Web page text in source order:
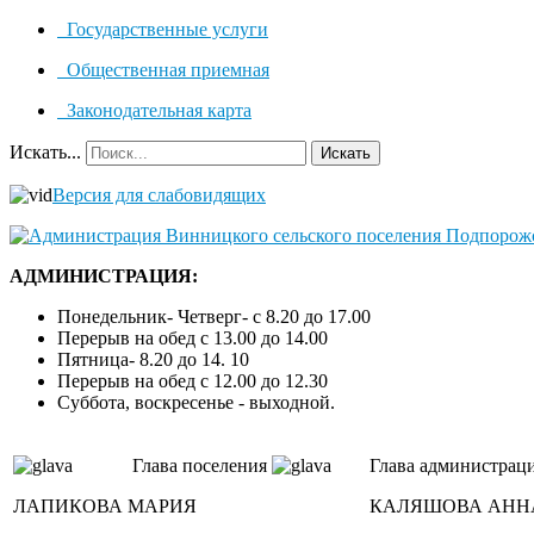
Государственные услуги
Общественная приемная
Законодательная карта
Искать... Искать
Версия для слабовидящих
АДМИНИСТРАЦИЯ:
Понедельник- Четверг- с 8.20 до 17.00
Перерыв на обед с 13.00 до 14.00
Пятница- 8.20 до 14. 10
Перерыв на обед с 12.00 до 12.30
Суббота, воскресенье - выходной.
Глава поселения
ЛАПИКОВА МАРИЯ
Глава
КАЛЯШОВА